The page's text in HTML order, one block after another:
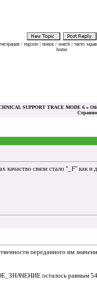
/ register | поиск / search| часто
home
SUPPORT TRACE MODE 6 »
связи стало "_F" как
переданного им
осталось равным